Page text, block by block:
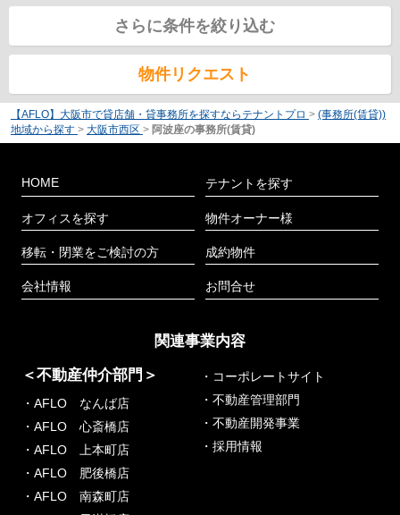
さらに条件を絞り込む
物件リクエスト
【AFLO】大阪市で貸店舗・貸事務所を探すならテナントプロ > (事務所(賃貸))
地域から探す > 大阪市西区 > 阿波座の事務所(賃貸)
HOME
オフィスを探す
移転・閉業をご検討の方
会社情報
テナントを探す
物件オーナー様
成約物件
お問合せ
関連事業内容
＜不動産仲介部門＞
・AFLO なんば店
・AFLO 心斎橋店
・AFLO 上本町店
・AFLO 肥後橋店
・AFLO 南森町店
・コーポレートサイト
・不動産管理部門
・不動産開発事業
・採用情報